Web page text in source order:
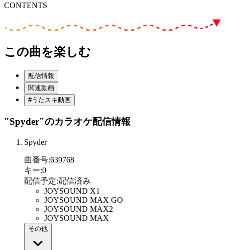
CONTENTS
この曲を楽しむ
配信情報
関連動画
#うたスキ動画
"Spyder"のカラオケ配信情報
Spyder
曲番号:639768
キー:0
配信予定:配信済み
JOYSOUND X1
JOYSOUND MAX GO
JOYSOUND MAX2
JOYSOUND MAX
その他